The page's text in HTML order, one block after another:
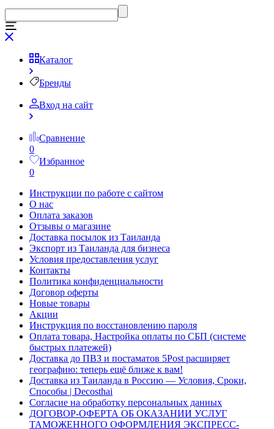
Каталог
Бренды
Вход на сайт
Сравнение
0
Избранное
0
Инструкции по работе с сайтом
О нас
Оплата заказов
Отзывы о магазине
Доставка посылок из Таиланда
Экспорт из Таиланда для бизнеса
Условия предоставления услуг
Контакты
Политика конфиденциальности
Договор оферты
Новые товары
Акции
Инструкция по восстановлению пароля
Оплата товара, Настройка оплаты по СБП (системе
быстрых платежей)
Доставка до ПВЗ и постаматов 5Post расширяет
географию: теперь ещё ближе к вам!
Доставка из Таиланда в Россию — Условия, Сроки,
Способы | Decosthai
Согласие на обработку персональных данных
ДОГОВОР-ОФЕРТА ОБ ОКАЗАНИИ УСЛУГ
ТАМОЖЕННОГО ОФОРМЛЕНИЯ ЭКСПРЕСС-